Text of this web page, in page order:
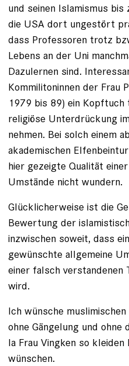
und seinen Islamismus
die USA dort ungestört
dass Professoren trotz
Lebens an der Uni
Dazulernen sind.
Kommilitoninnen der Frau
1979 bis 89) ein Kopftuch
religiöse Unterdrückung
nehmen. Bei solch einem
akademischen
hier gezeigte Qualität
Umstände nicht wundern.
Glücklicherweise ist die
Bewertung der
inzwischen soweit, dass
gewünschte allgemeine
einer falsch verstandenen
wird.
Ich wünsche
ohne Gängelung und ohne
la Frau Vingken so kleiden
wünschen.